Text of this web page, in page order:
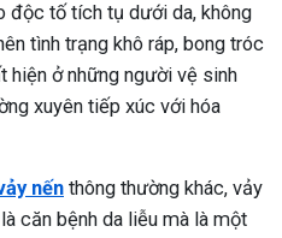
độc tố tích tụ dưới da, không
tình trạng khô ráp, bong tróc
hiện ở những người vệ sinh
xuyên tiếp xúc với hóa
nến thông thường khác, vảy
căn bệnh da liễu mà là một